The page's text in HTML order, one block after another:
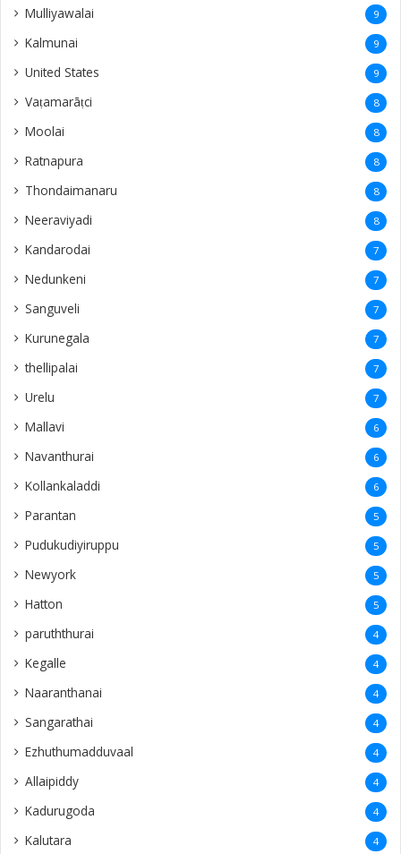
Mulliyawalai 9
Kalmunai 9
United States 9
Vaṭamarāṭci 8
Moolai 8
Ratnapura 8
Thondaimanaru 8
Neeraviyadi 8
Kandarodai 7
Nedunkeni 7
Sanguveli 7
Kurunegala 7
thellipalai 7
Urelu 7
Mallavi 6
Navanthurai 6
Kollankaladdi 6
Parantan 5
Pudukudiyiruppu 5
Newyork 5
Hatton 5
paruththurai 4
Kegalle 4
Naaranthanai 4
Sangarathai 4
Ezhuthumadduvaal 4
Allaipiddy 4
Kadurugoda 4
Kalutara 4